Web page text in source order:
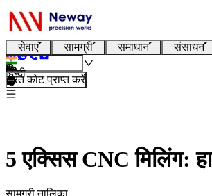
सेवाएं सामग्री समाधान संसाधन
हिन्दी
तुरंत कोट प्राप्त करें
5 एक्सिस CNC मिलिंग:
सामग्री तालिका